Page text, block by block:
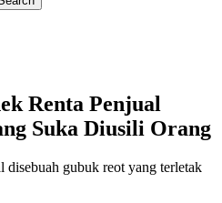
Renta Penjual
Suka Diusili Orang
gubuk reot yang terletak